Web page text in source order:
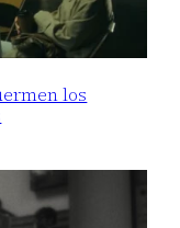
los